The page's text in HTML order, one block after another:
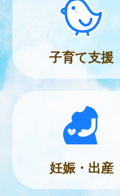
子育て支援
妊娠・出産